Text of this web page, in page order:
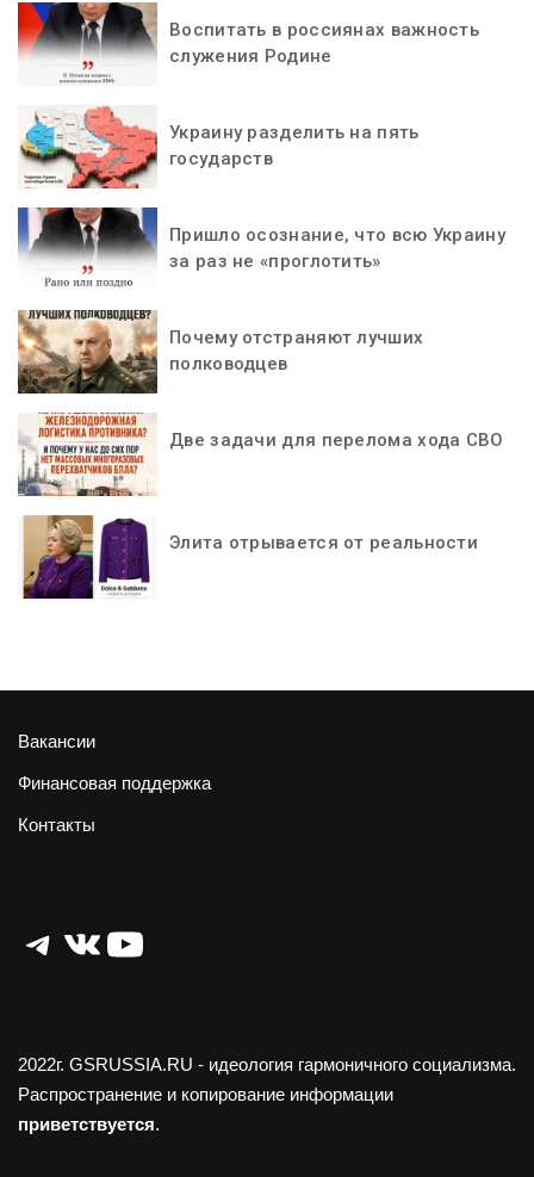
Воспитать в россиянах важность
служения Родине
Украину разделить на пять
государств
Пришло осознание, что всю Украину
за раз не «проглотить»
Почему отстраняют лучших
полководцев
Две задачи для перелома хода СВО
Элита отрывается от реальности
Вакансии
Финансовая поддержка
Контакты
Telegram
ВКонтакте
YouTube
2022г. GSRUSSIA.RU - идеология гармоничного социализма.
Распространение и копирование информации
приветствуется.